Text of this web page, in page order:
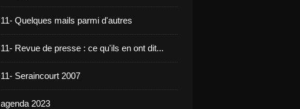
11- Quelques mails parmi d'autres
11- Revue de presse : ce qu'ils en ont dit...
11- Seraincourt 2007
agenda 2023